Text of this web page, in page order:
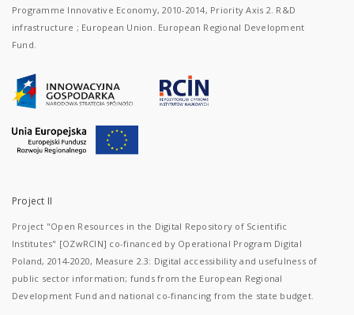
Programme Innovative Economy, 2010-2014, Priority Axis 2. R&D
infrastructure ; European Union. European Regional Development
Fund.
Project II
Project "Open Resources in the Digital Repository of Scientific
Institutes" [OZwRCIN] co-financed by Operational Program Digital
Poland, 2014-2020, Measure 2.3: Digital accessibility and usefulness of
public sector information; funds from the European Regional
Development Fund and national co-financing from the state budget.